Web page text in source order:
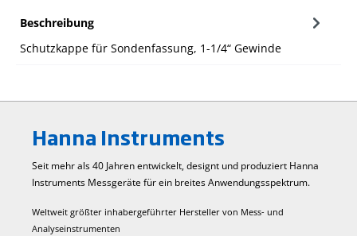
Beschreibung
Schutzkappe für Sondenfassung, 1-1/4“ Gewinde
Hanna Instruments
Seit mehr als 40 Jahren entwickelt, designt und produziert Hanna
Instruments Mess­geräte für ein breites Anwendungs­spektrum.
Weltweit größter inhabergeführter Hersteller von Mess- und
Analyseinstrumenten